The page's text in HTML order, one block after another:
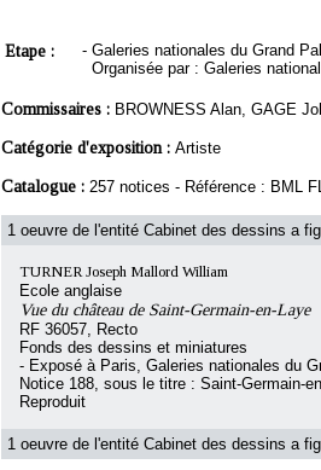
Etape : - Galeries nationales du Grand
Organisée par : Galeries
Commissaires : BROWNESS Alan, GAGE
Catégorie d'exposition : Artiste
Catalogue : 257 notices - Référence : BML
1 oeuvre de l'entité Cabinet des dessins a
TURNER Joseph Mallord William
Ecole anglaise
Vue du château de Saint-Germain-en-Laye
RF 36057, Recto
Fonds des dessins et miniatures
- Exposé à Paris, Galeries nationales du
Notice 188, sous le titre : Saint-Germain-
Reproduit
1 oeuvre de l'entité Cabinet des dessins a